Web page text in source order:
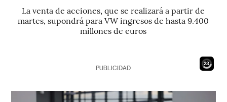
La venta de acciones, que se realizará a partir de
martes, supondrá para VW ingresos de hasta 9.400
millones de euros
22
PUBLICIDAD